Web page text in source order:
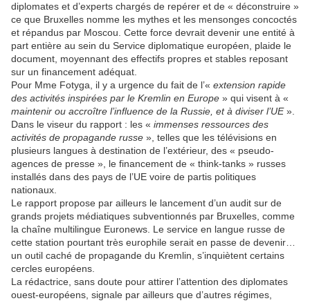
diplomates et d’experts chargés de repérer et de « déconstruire »
ce que Bruxelles nomme les mythes et les mensonges concoctés
et répandus par Moscou. Cette force devrait devenir une entité à
part entière au sein du Service diplomatique européen, plaide le
document, moyennant des effectifs propres et stables reposant
sur un financement adéquat.
Pour Mme Fotyga, il y a urgence du fait de l’« extension rapide
des activités inspirées par le Kremlin en Europe » qui visent à «
maintenir ou accroître l’influence de la Russie, et à diviser l’UE».
Dans le viseur du rapport : les « immenses ressources des
activités de propagande russe », telles que les télévisions en
plusieurs langues à destination de l’extérieur, des « pseudo-
agences de presse », le financement de « think-tanks » russes
installés dans des pays de l’UE voire de partis politiques
nationaux.
Le rapport propose par ailleurs le lancement d’un audit sur de
grands projets médiatiques subventionnés par Bruxelles, comme
la chaîne multilingue Euronews. Le service en langue russe de
cette station pourtant très europhile serait en passe de devenir…
un outil caché de propagande du Kremlin, s’inquiètent certains
cercles européens.
La rédactrice, sans doute pour attirer l’attention des diplomates
ouest-européens, signale par ailleurs que d’autres régimes,